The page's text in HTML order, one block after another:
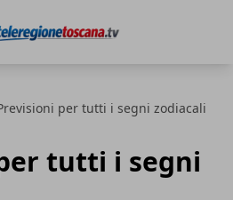
per tutti i segni zodiacali
tutti i segni